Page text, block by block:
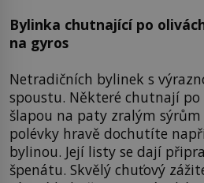
Bylinka chutnající po
na gyros
Netradičních bylinek s
spoustu. Některé chutnají po
šlapou na paty zralým sýrům
polévky hravě dochutíte
bylinou. Její listy se dají
špenátu. Skvělý chuťový